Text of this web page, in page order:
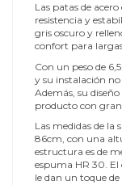
Las patas de
resistencia y
gris oscuro y
confort para
Con un peso de
y su instalación no
Además, su
producto con
Las medidas de
86cm, con una
estructura es de
espuma HR 30. El
le dan un toque